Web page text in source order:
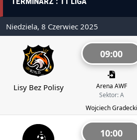
Niedziela, 8 Czerwiec 2025
Lisy Bez Polisy
09:00
Arena AWF
Sektor: A
Wojciech Gradecki
10:00